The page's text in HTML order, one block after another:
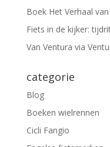
Boek Het Verhaal
Fiets in de kijker:
Van Ventura via
categorie
Blog
Boeken wielrennen
Cicli Fangio